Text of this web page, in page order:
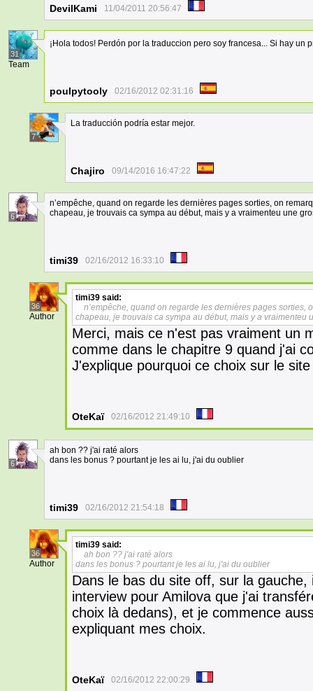
DevilKami 11/04/2011 20:56:47
31
Team
¡Hola todos! Perdón por la traduccion pero soy francesa... Si hay un
poulpytooly 02/16/2012 02:31:16
7
La traducción podría estar mejor.
Chajiro 09/14/2016 16:47:22
6
n’empêche, quand on regarde les dernières pages sorties, on
chapeau, je trouvais ca sympa au début, mais y a vraimenteu une
timi39 02/16/2012 16:33:10
36
Author
timi39 said:
n’empêche, quand on regarde les dernières pages sorties,
chapeau, je trouvais ca sympa au début, mais y a vraimenteu
Merci, mais ce n'est pas vraiment un
comme dans le chapitre 9 quand j'ai
J'explique pourquoi ce choix sur le
OteKaï 02/16/2012 21:49:10
6
ah bon ?? j'ai raté alors
dans les bonus ? pourtant je les ai lu, j'ai du oublier
timi39 02/16/2012 21:54:18
36
Author
timi39 said:
ah bon ?? j'ai raté alors
dans les bonus ? pourtant je les ai lu, j'ai du oublier
Dans le bas du site off, sur la
interview pour Amilova que j'ai
choix là dedans), et je commence
expliquant mes choix.
OteKaï 02/16/2012 22:00:29